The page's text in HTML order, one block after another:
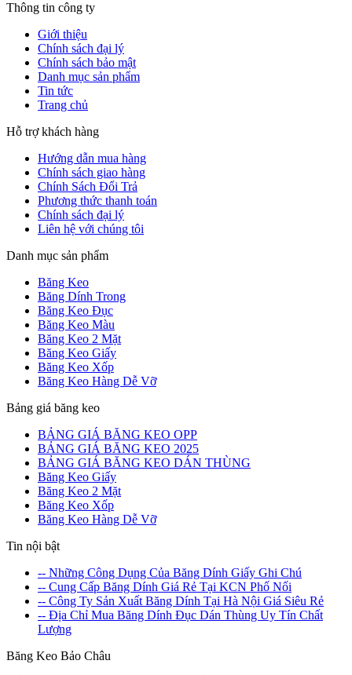
Thông tin công ty
Giới thiệu
Chính sách đại lý
Chính sách bảo mật
Danh mục sản phẩm
Tin tức
Trang chủ
Hỗ trợ khách hàng
Hướng dẫn mua hàng
Chính sách giao hàng
Chính Sách Đổi Trả
Phương thức thanh toán
Chính sách đại lý
Liên hệ với chúng tôi
Danh mục sản phẩm
Băng Keo
Băng Dính Trong
Băng Keo Đục
Băng Keo Màu
Băng Keo 2 Mặt
Băng Keo Giấy
Băng Keo Xốp
Băng Keo Hàng Dễ Vỡ
Bảng giá băng keo
BẢNG GIÁ BĂNG KEO OPP
BẢNG GIÁ BĂNG KEO 2025
BẢNG GIÁ BĂNG KEO DÁN THÙNG
Băng Keo Giấy
Băng Keo 2 Mặt
Băng Keo Xốp
Băng Keo Hàng Dễ Vỡ
Tin nội bật
-- Những Công Dụng Của Băng Dính Giấy Ghi Chú
-- Cung Cấp Băng Dính Giá Rẻ Tại KCN Phố Nối
-- Công Ty Sản Xuất Băng Dính Tại Hà Nội Giá Siêu Rẻ
-- Địa Chỉ Mua Băng Dính Đục Dán Thùng Uy Tín Chất
Lượng
Băng Keo Bảo Châu